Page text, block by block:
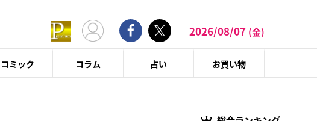
2026/08/07 (金)
コミック コラム 占い お買い物